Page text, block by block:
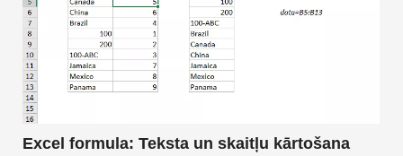
Excel formula: Teksta un skaitļu kārtošana